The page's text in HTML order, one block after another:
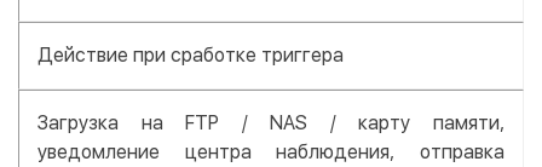
Действие при сработке триггера
Загрузка на FTP / NAS / карту памяти,
уведомление центра наблюдения, отправка